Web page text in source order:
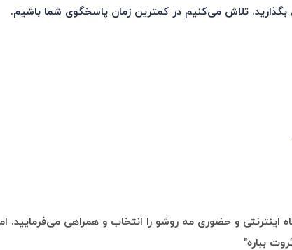
بگذارید. تلاش می‌کنیم در کمترین زمان پاسخگوی شما باشیم.
و حضوری مه روشو را انتخاب و همراهی می‌فرمایید.
بباره"